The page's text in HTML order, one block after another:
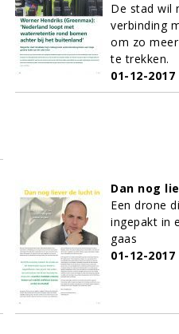
De stad wil
verbinding
om zo
te trekken.
01-12-2017
Dan nog
Een drone
ingepakt in
gaas
01-12-2017